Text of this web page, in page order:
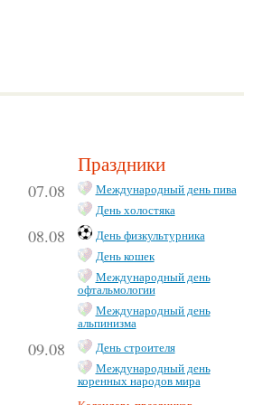
Праздники
07.08
Международный день пива
День холостяка
08.08
День физкультурника
День кошек
Международный день
офтальмологии
Международный день
альпинизма
09.08
День строителя
Международный день
коренных народов мира